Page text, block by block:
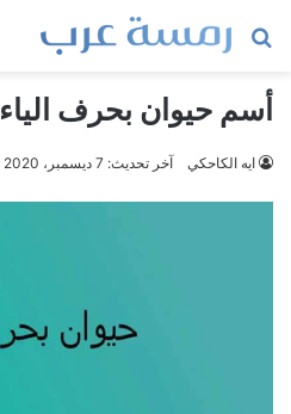
بحث
أسم حيوان بحرف الياء
ايه الكاحكي آخر تحديث: 7 ديسمبر، 2020